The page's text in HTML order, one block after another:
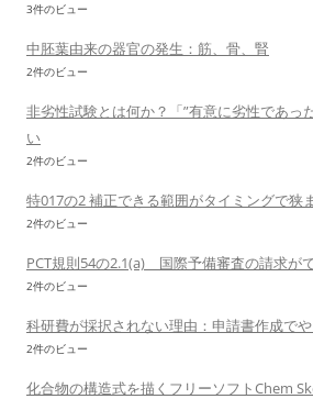
3件のビュー
中胚葉由来の器官の発生：筋、骨、腎
2件のビュー
非劣性試験とは何か？「”有意に劣性であっ
い
2件のビュー
特017の2 補正できる範囲がタイミングで狭
2件のビュー
PCT規則54の2.1(a) 国際予備審査の請求が
2件のビュー
科研費が採択されない理由：申請書作成で
2件のビュー
化合物の構造式を描くフリーソフトChem